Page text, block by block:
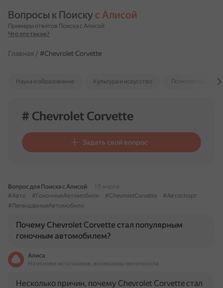
Вопросы к Поиску с Алисой
Примеры ответов Поиска с Алисой
Что это такое?
Главная / #Chevrolet Corvette
Наука и образование Культура и искусство Психология и
# Chevrolet Corvette
Задать свой вопрос
Вопрос для Поиска с Алисой
18 марта
#Авто
#ГоночныеАвтомобили #ChevroletCorvette
#Автоспорт
#ЛегендарныеАвтомобили
Почему Chevrolet Corvette стал популярным
гоночным автомобилем?
Алиса
На основе источников, возможны неточности
Несколько причин, почему Chevrolet Corvette стал